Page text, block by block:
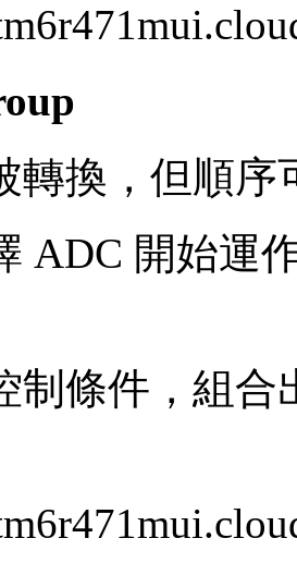
轉換，但順序
ADC 開始運
制條件，組合